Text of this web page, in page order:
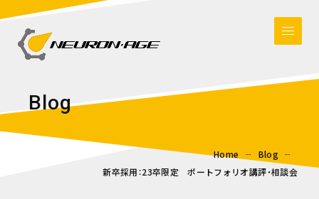
Blog
Home
Blog
新卒採用：23卒限定 ポートフォリオ講評・相談会